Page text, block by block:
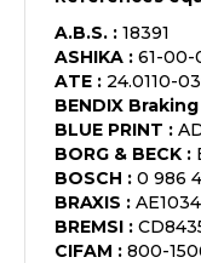
A.B.S. : 18391
ASHIKA : 61-00-
ATE : 24.0110-
BENDIX Braking
BLUE PRINT :
BORG & BECK :
BOSCH : 0 986
BRAXIS : AE1034
BREMSI :
CIFAM : 800-